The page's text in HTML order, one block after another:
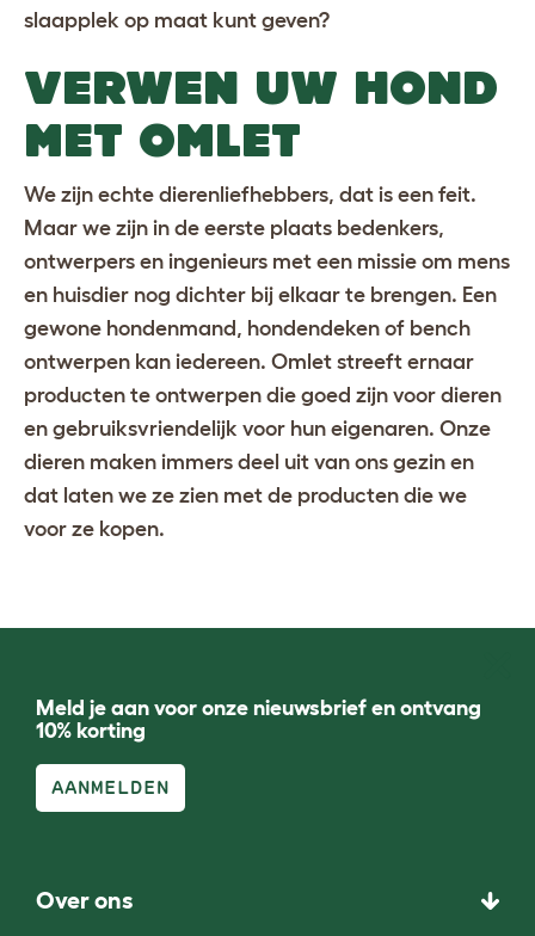
slaapplek op maat kunt geven?
VERWEN UW HOND
MET OMLET
We zijn echte dierenliefhebbers, dat is een feit.
Maar we zijn in de eerste plaats bedenkers,
ontwerpers en ingenieurs met een missie om mens
en huisdier nog dichter bij elkaar te brengen. Een
gewone hondenmand, hondendeken of bench
ontwerpen kan iedereen. Omlet streeft ernaar
producten te ontwerpen die goed zijn voor dieren
en gebruiksvriendelijk voor hun eigenaren. Onze
dieren maken immers deel uit van ons gezin en
dat laten we ze zien met de producten die we
voor ze kopen.
Meld je aan voor onze nieuwsbrief en ontvang
10% korting
AANMELDEN
Over ons